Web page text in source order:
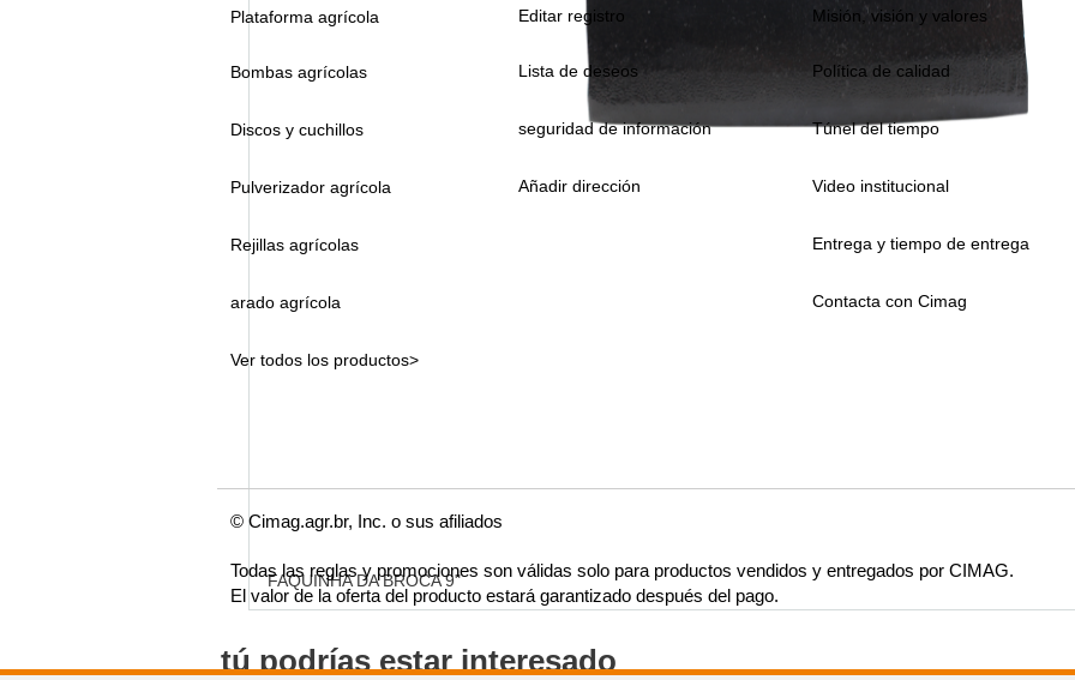
FAQUINHA DA BROCA 9"
tú podrías estar interesado
Plataforma agrícola Editar registro Misión, visión y valores
Bombas agrícolas Lista de deseos Política de calidad
Discos y cuchillos seguridad de información Túnel del tiempo
Pulverizador agrícola Añadir dirección Video institucional
Rejillas agrícolas
arado agrícola
Entrega y tiempo de entrega
Contacta con Cimag
Ver todos los productos>
© Cimag.agr.br, Inc. o sus afiliados
Todas las reglas y promociones son válidas solo para productos vendidos y entregados por CIMAG.
El valor de la oferta del producto estará garantizado después del pago.